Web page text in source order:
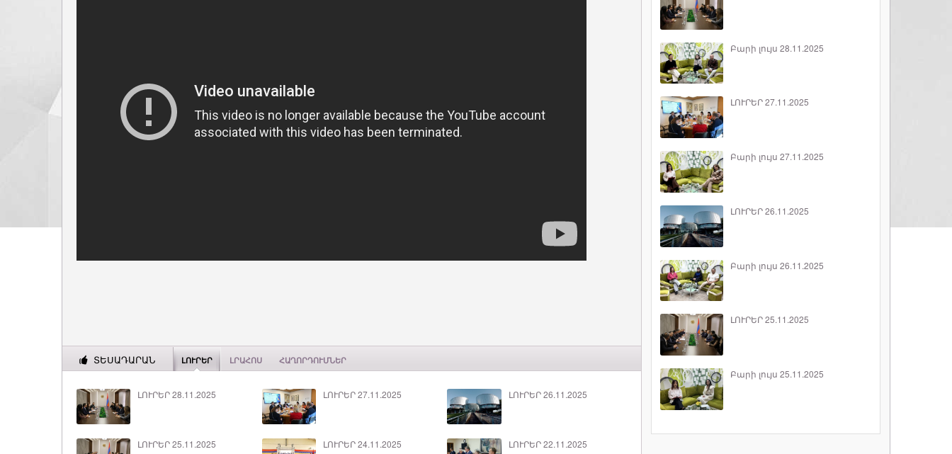
ՏԵՍԱԴԱՐԱՆ ԼՈՒՐԵՐ ԼՐԱՀՈՍ ՀԱՂՈՐԴՈՒՄՆԵՐ
ԼՈՒՐԵՐ 28.11.2025 ԼՈՒՐԵՐ 27.11.2025 ԼՈՒՐԵՐ 26.11.2025
ԼՈՒՐԵՐ 25.11.2025 ԼՈՒՐԵՐ 24.11.2025 ԼՈՒՐԵՐ 22.11.2025
Բարի լույս 28.11.2025
ԼՈՒՐԵՐ 27.11.2025
Բարի լույս 27.11.2025
ԼՈՒՐԵՐ 26.11.2025
Բարի լույս 26.11.2025
ԼՈՒՐԵՐ 25.11.2025
Բարի լույս 25.11.2025